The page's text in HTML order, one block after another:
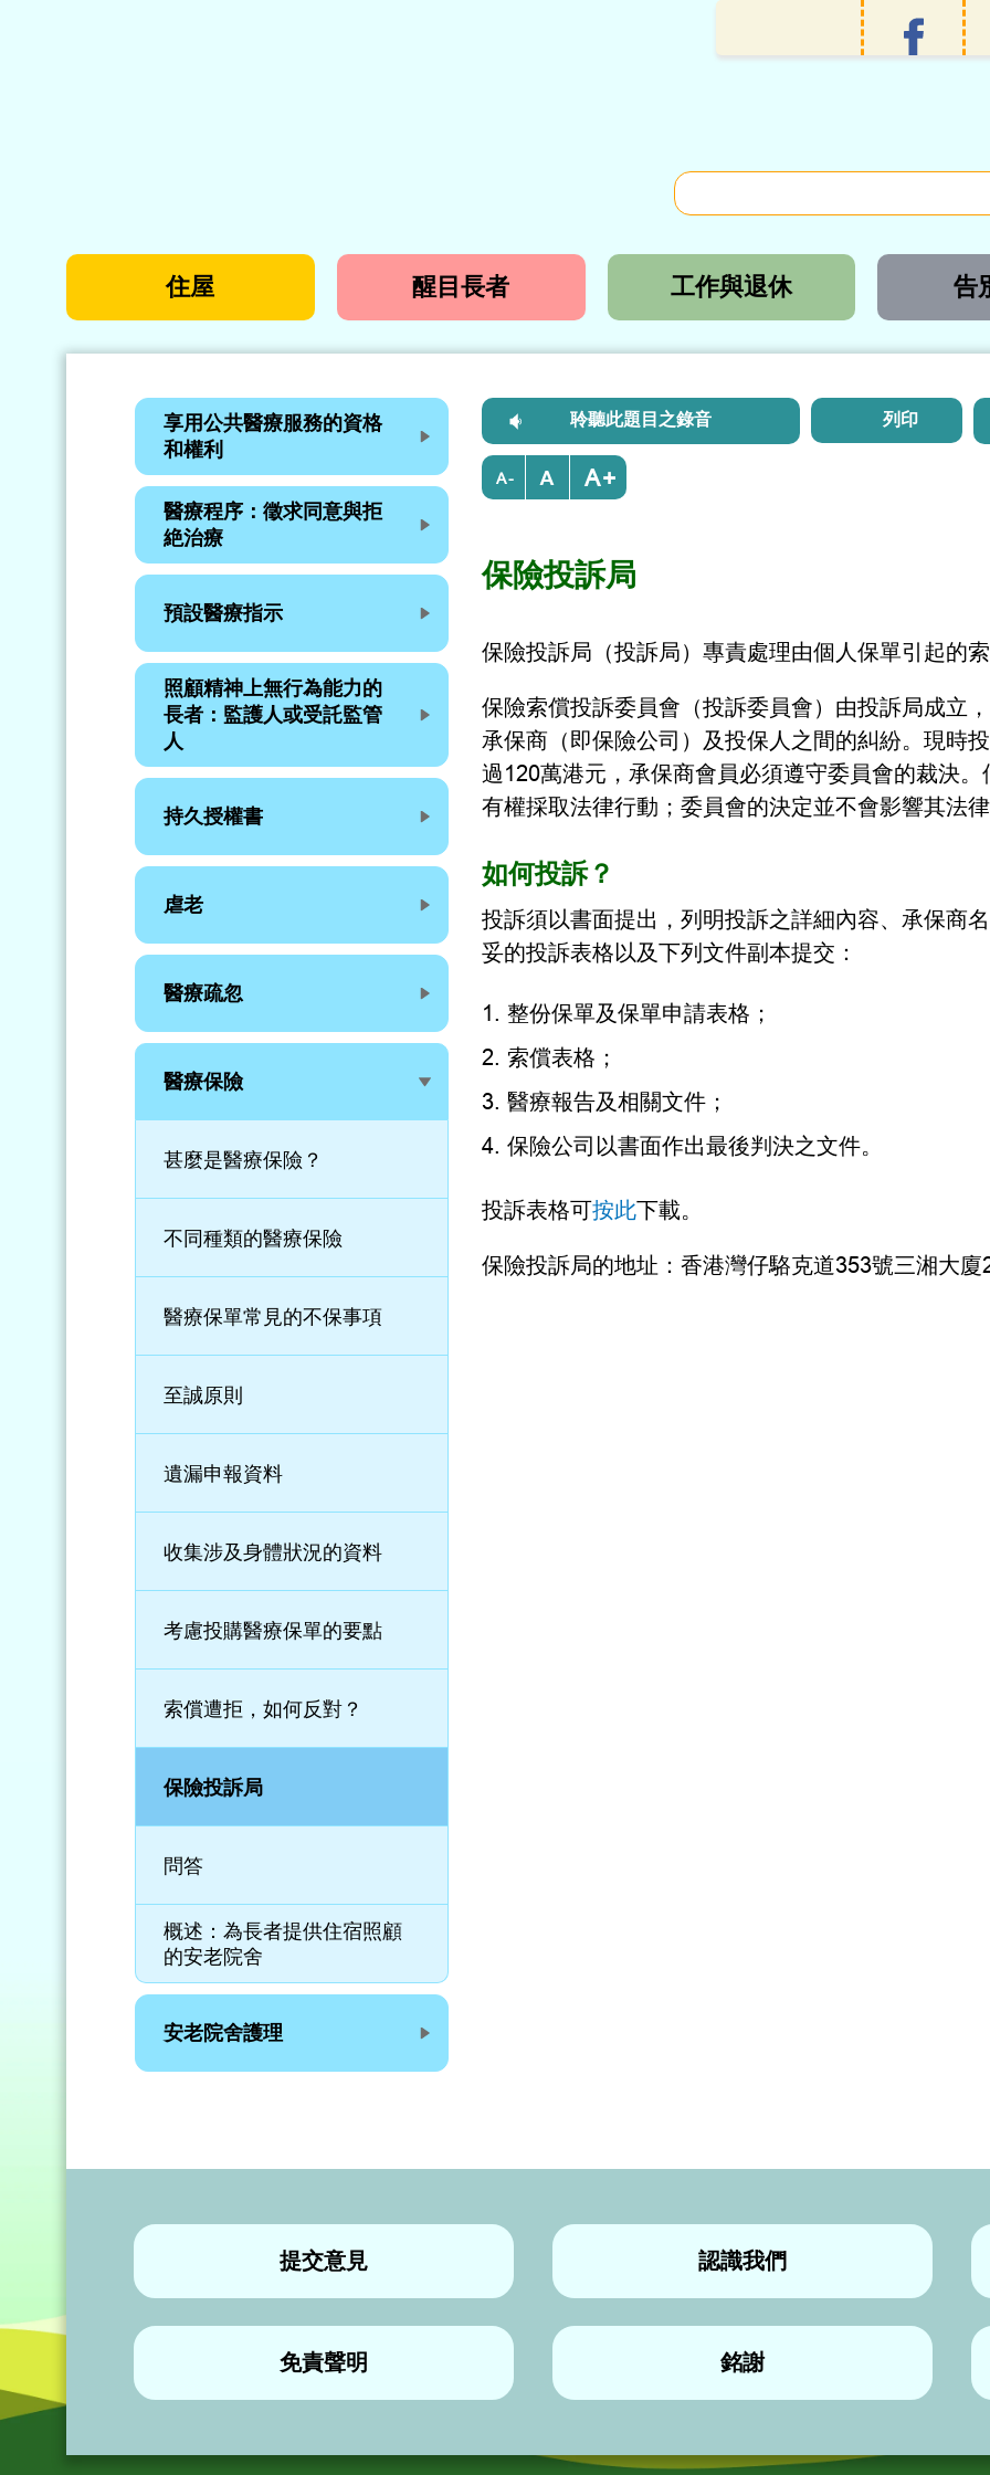
住屋 醒目長者 工作與退休 告
聆聽此題目之錄音 列印
- +
保險投訴局
保險投訴局（投訴局）專責處理由個人保單引起的
保險索償投訴委員會（投訴委員會）由投訴局成立
承保商（即保險公司）及投保人之間的糾紛。現時
過120萬港元，承保商會員必須遵守委員會的裁決
有權採取法律行動；委員會的決定並不會影響其法
如何投訴？
投訴須以書面提出，列明投訴之詳細內容、承保商
妥的投訴表格以及下列文件副本提交：
整份保單及保單申請表格；
索償表格；
醫療報告及相關文件；
保險公司以書面作出最後判決之文件。
投訴表格可按此下載。
保險投訴局的地址：香港灣仔駱克道353號三湘大廈
享用公共醫療服務的資格
和權利
醫療程序：徵求同意與拒
絶治療
預設醫療指示
照顧精神上無行為能力的
長者：監護人或受託監管
人
持久授權書
虐老
醫療疏忽
醫療保險
概述：為長者提供住宿照顧
的安老院舍
問答
保險投訴局
索償遭拒，如何反對？
考慮投購醫療保單的要點
收集涉及身體狀況的資料
遺漏申報資料
至誠原則
醫療保單常見的不保事項
不同種類的醫療保險
甚麼是醫療保險？
安老院舍護理
提交意見 認識我們
免責聲明 銘謝